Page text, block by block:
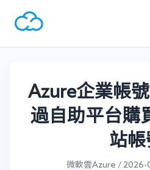
Azure企業帳
過自助平台購
站帳
微軟雲Azure / 2026-